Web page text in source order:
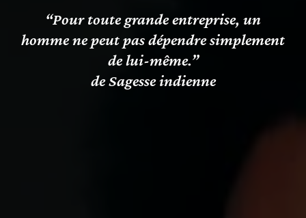
“Pour toute grande entreprise, un
homme ne peut pas dépendre simplement
de lui-même.”
de Sagesse indienne